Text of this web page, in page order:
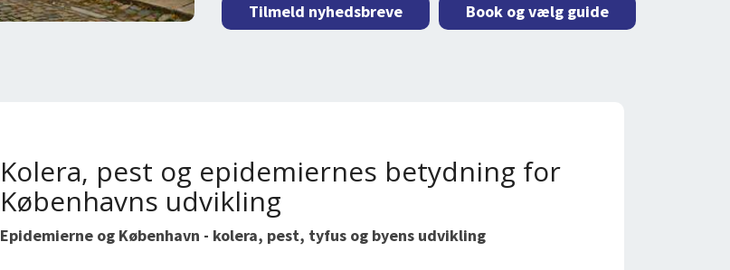
Tilmeld nyhedsbreve Book og vælg guide
Kolera, pest og epidemiernes betydning for
Københavns udvikling
Epidemierne og København - kolera, pest, tyfus og byens udvikling